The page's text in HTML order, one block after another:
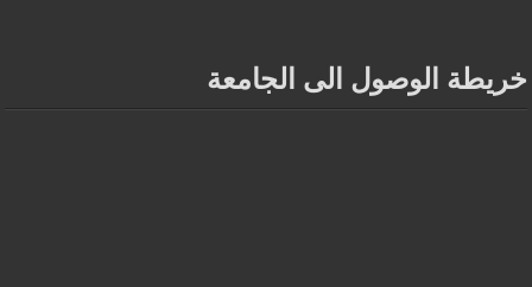
خريطة الوصول الى الجامعة